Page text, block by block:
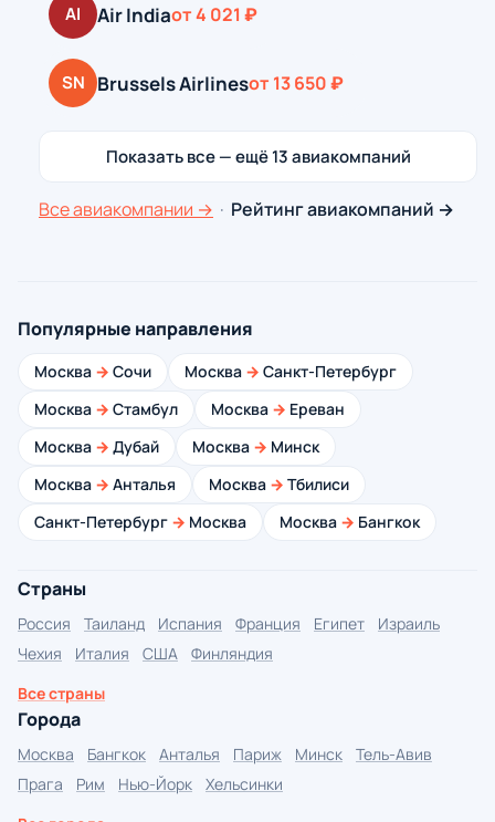
AI Air Indiaот 4 021 ₽
SN Brussels Airlinesот 13 650 ₽
Показать все — ещё 13 авиакомпаний
Все авиакомпании → · Рейтинг авиакомпаний →
Популярные направления
Москва → Сочи Москва → Санкт-Петербург
Москва → Стамбул Москва → Ереван
Москва → Дубай Москва → Минск
Москва → Анталья Москва → Тбилиси
Санкт-Петербург → Москва Москва → Бангкок
Страны
Россия Таиланд Испания Франция Египет
Израиль
Чехия
Италия США
Финляндия
Все страны
Города
Москва Бангкок Анталья Париж Минск
Тель-Авив
Прага
Рим Нью-Йорк
Хельсинки